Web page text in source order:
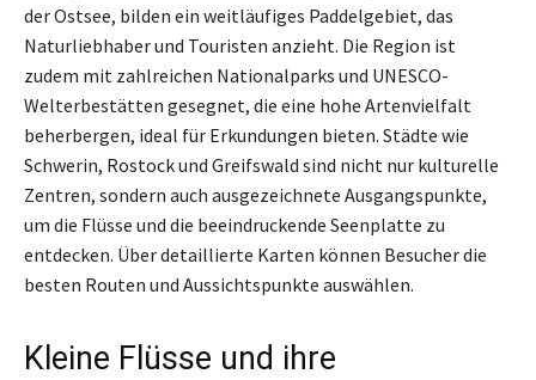
der Ostsee, bilden ein weitläufiges Paddelgebiet, das
Naturliebhaber und Touristen anzieht. Die Region ist
zudem mit zahlreichen Nationalparks und UNESCO-
Welterbestätten gesegnet, die eine hohe Artenvielfalt
beherbergen, ideal für Erkundungen bieten. Städte wie
Schwerin, Rostock und Greifswald sind nicht nur kulturelle
Zentren, sondern auch ausgezeichnete Ausgangspunkte,
um die Flüsse und die beeindruckende Seenplatte zu
entdecken. Über detaillierte Karten können Besucher die
besten Routen und Aussichtspunkte auswählen.
Kleine Flüsse und ihre